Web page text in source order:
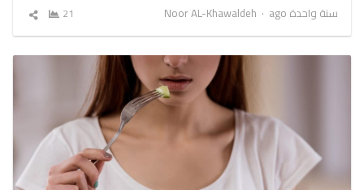
سنة واحدة ago
Author
Noor AL-Khawaldeh
21
شارك